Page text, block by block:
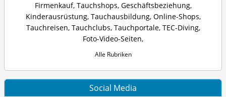
Firmenkauf, Tauchshops, Geschäftsbeziehung,
Kinderausrüstung, Tauchausbildung, Online-Shops,
Tauchreisen, Tauchclubs, Tauchportale, TEC-Diving,
Foto-Video-Seiten,
Alle Rubriken
Social Media